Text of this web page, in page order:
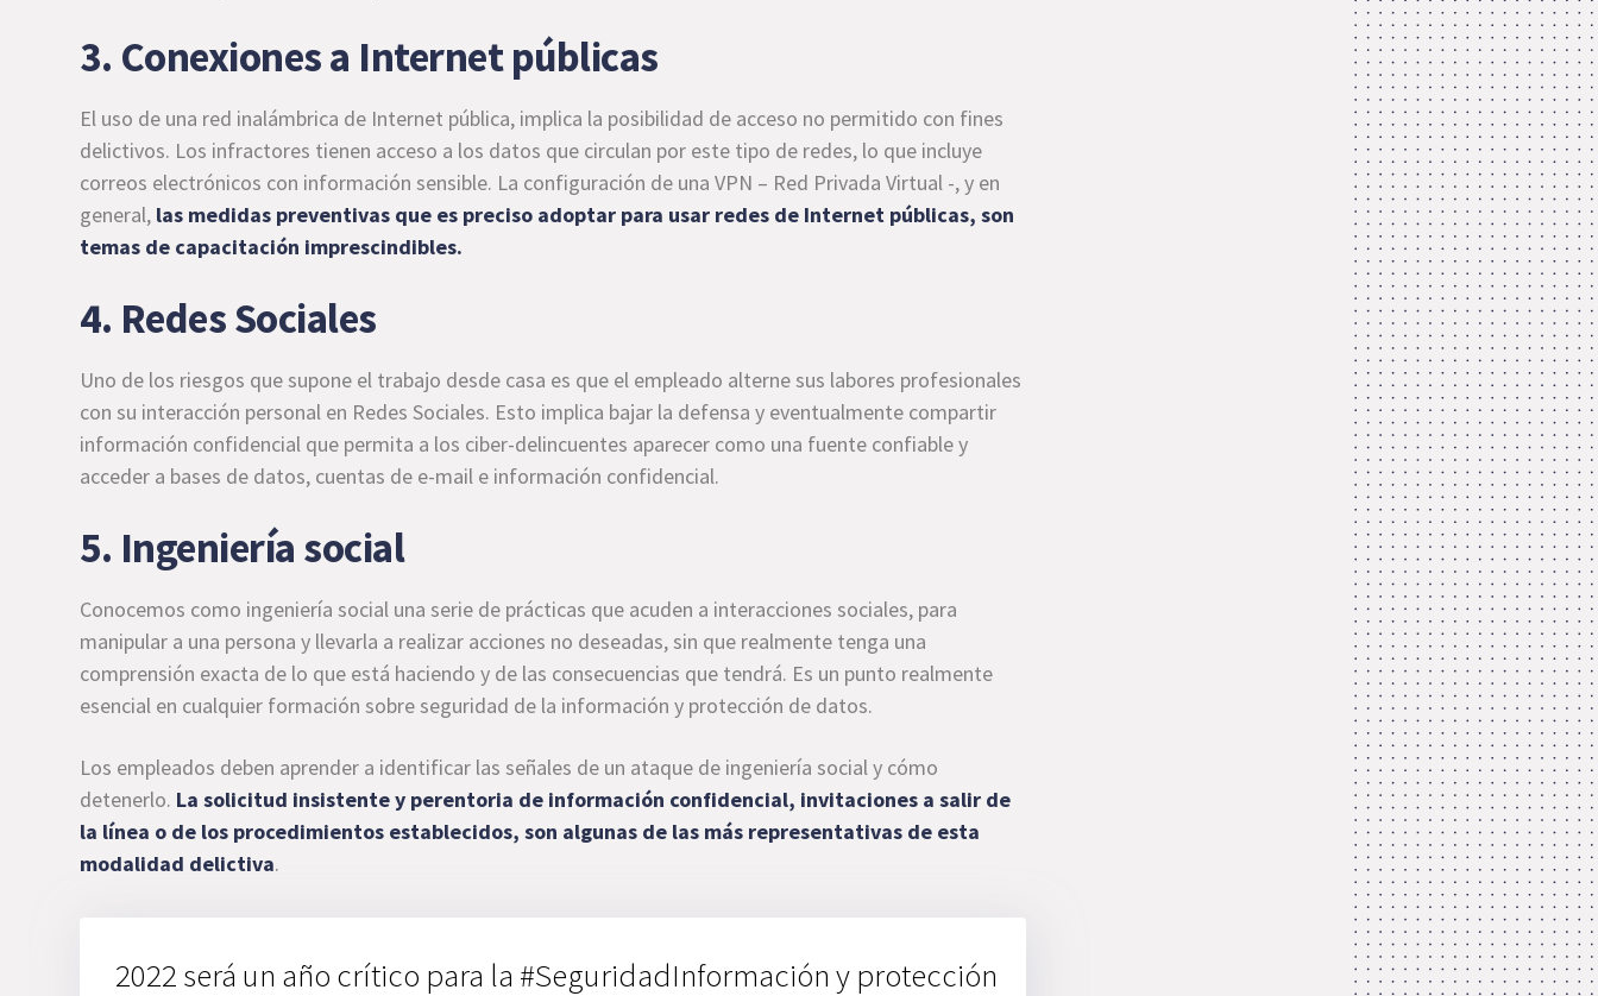
3. Conexiones a Internet públicas
El uso de una red inalámbrica de Internet pública, implica la posibilidad de acceso no permitido con fines
delictivos. Los infractores tienen acceso a los datos que circulan por este tipo de redes, lo que incluye
correos electrónicos con información sensible. La configuración de una VPN – Red Privada Virtual -, y en
general, las medidas preventivas que es preciso adoptar para usar redes de Internet públicas, son
temas de capacitación imprescindibles.
4. Redes Sociales
Uno de los riesgos que supone el trabajo desde casa es que el empleado alterne sus labores profesionales
con su interacción personal en Redes Sociales. Esto implica bajar la defensa y eventualmente compartir
información confidencial que permita a los ciber-delincuentes aparecer como una fuente confiable y
acceder a bases de datos, cuentas de e-mail e información confidencial.
5. Ingeniería social
Conocemos como ingeniería social una serie de prácticas que acuden a interacciones sociales, para
manipular a una persona y llevarla a realizar acciones no deseadas, sin que realmente tenga una
comprensión exacta de lo que está haciendo y de las consecuencias que tendrá. Es un punto realmente
esencial en cualquier formación sobre seguridad de la información y protección de datos.
Los empleados deben aprender a identificar las señales de un ataque de ingeniería social y cómo
detenerlo. La solicitud insistente y perentoria de información confidencial, invitaciones a salir de
la línea o de los procedimientos establecidos, son algunas de las más representativas de esta
modalidad delictiva.
2022 será un año crítico para la #SeguridadInformación y protección